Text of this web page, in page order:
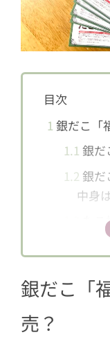
目次
1 銀だこ「
1.1 銀だ
1.2 銀だ
中身
た
格
銀だこ「
売？